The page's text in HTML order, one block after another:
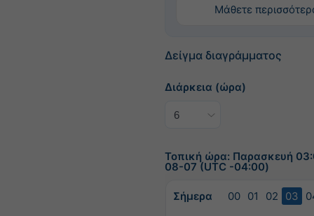
Μάθετε
Δείγμα διαγράμματος
Διάρκεια (ώρα)
Τοπική ώρα: Παρασκευή
08-07 (UTC -04:00)
Σήμερα 00 01 02 03